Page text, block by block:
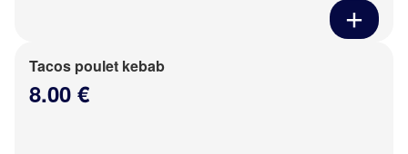
Tacos poulet kebab
8.00 €